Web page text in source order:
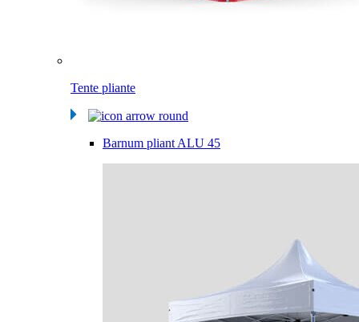
Tente pliante
Barnum pliant ALU 45